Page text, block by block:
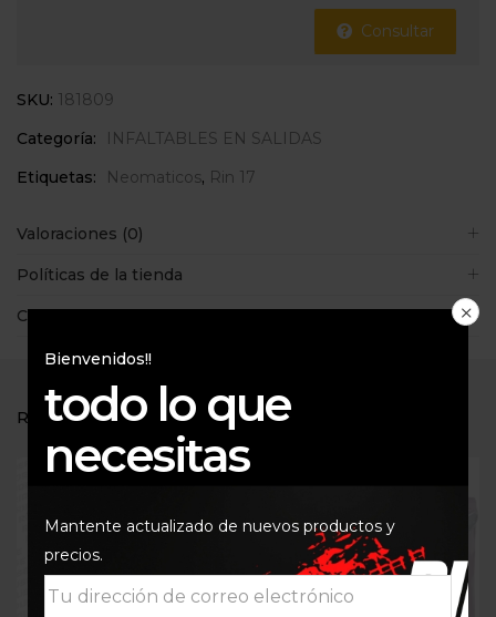
Consultar
SKU: 181809
Categoría:
INFALTABLES EN SALIDAS
Etiquetas:
Neomaticos, Rin 17
Valoraciones (0)
Políticas de la tienda
Consultas
RELATED PRODUCTS
Out Of Stock
Bienvenidos!!
todo lo que
necesitas
Mantente actualizado de nuevos productos y
precios.